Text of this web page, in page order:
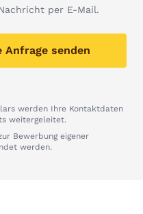
per E-Mail.
senden
werden Ihre Kontaktdaten
weitergeleitet.
Bewerbung eigener
werden.